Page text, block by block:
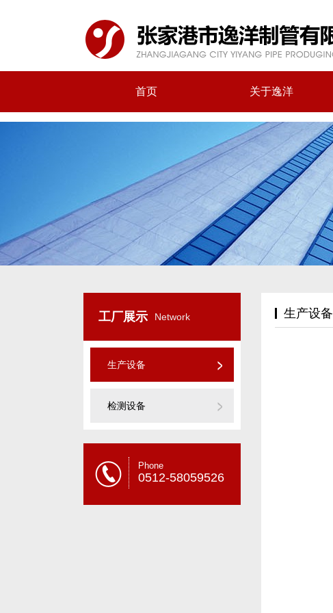
首页 关于逸洋
工厂展示 Network
生产设备
检测设备
Phone
0512-58059526
生产设备